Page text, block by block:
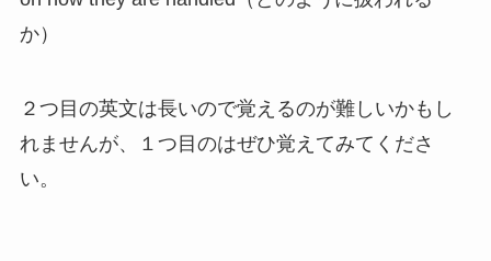
か）
２つ目の英文は長いので覚えるのが難しいかもし
れませんが、１つ目のはぜひ覚えてみてくださ
い。